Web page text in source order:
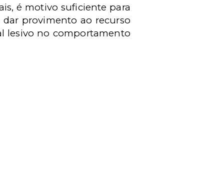
é motivo suficiente para
dar provimento ao recurso
lesivo no comportamento